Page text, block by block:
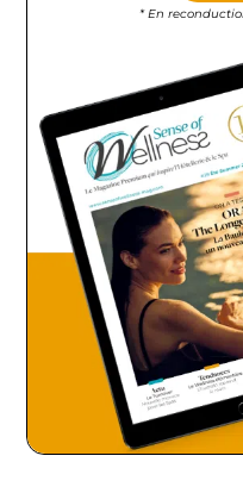
* En